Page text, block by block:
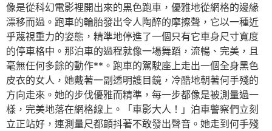
像是從科幻電影裡開出來的黑色跑車，優雅地從網格的邊緣
漂移而過。跑車的輪胎發出令人陶醉的摩擦聲，它以一種近
乎蔑視重力的姿態，精準地停進了一個只有它車身尺寸寬度
的停車格中。那泊車的過程就像一場舞蹈，流暢、完美，且
毫無任何多餘的動作**。跑車的駕駛座上走出一個全身黑色
皮衣的女人，她戴著一副透明護目鏡，冷酷地朝著何手殘的
方向走來。她的步伐優雅而精準，每一步都像是被測量過一
樣，完美地落在網格線上。「車影大人！」泊車警察們立刻
立正站好，連測量尺都顫抖著不敢發出聲音。她走到何手殘